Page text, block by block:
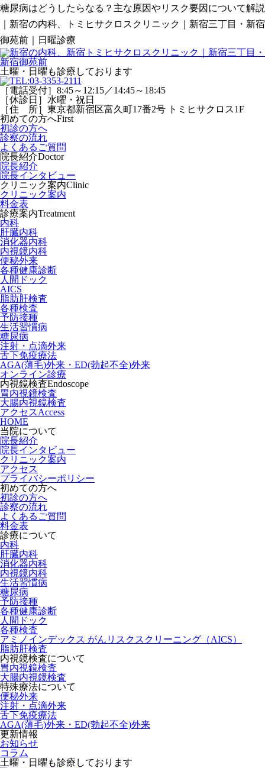
糖尿病はどうしたらなる？主な原因やリスク要因について解説
｜新宿の内科、トミヒサクロスクリニック｜新宿三丁目・新宿
御苑前｜日曜診療
土曜・日曜 も診療しております
［電話受付］8:45～12:15／14:45～18:45
［休診日］水曜・祝日
［住 所］東京都新宿区富久町17番2号 トミヒサクロス1F
初めての方へFirst
初診の方へ
診察の流れ
よくあるご質問
院長紹介Doctor
院長紹介
院長インタビュー
クリニック案内Clinic
クリニック案内
料金表
診療案内Treatment
内科
肝臓内科
消化器内科
内視鏡内科
便秘外来
各種健康診断
人間ドック
AICS
脂肪肝検査
各種検査
予防接種
生活習慣病
糖尿病
注射・点滴外来
舌下免疫療法
AGA(薄毛)外来・ED(勃起不全)外来
オンライン診療
内視鏡検査Endoscope
胃内視鏡検査
大腸内視鏡検査
アクセスAccess
HOME
当院について
院長紹介
院長インタビュー
クリニック案内
アクセス
プライバシーポリシー
初めての方へ
初診の方へ
診察の流れ
よくあるご質問
料金表
診療について
内科
肝臓内科
消化器内科
内視鏡内科
生活習慣病
糖尿病
予防接種
各種健康診断
人間ドック
各種検査
アミノインデックス がんリスクスクリーニング（AICS）
脂肪肝検査
内視鏡検査について
胃内視鏡検査
大腸内視鏡検査
特殊療法について
便秘外来
注射・点滴外来
舌下免疫療法
AGA(薄毛)外来・ED(勃起不全)外来
更新情報
お知らせ
コラム
土曜・日曜 も診療しております